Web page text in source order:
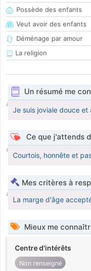
Possède des enfants
Veut avoir des enfants
Déménage par amour
La religion
Un résumé me
Je suis joviale douce et
Ce que j'attends
Courtois, honnête et
Mes critères à
La marge d'âge
Mieux me
Centre d'intérêts
Non renseigné